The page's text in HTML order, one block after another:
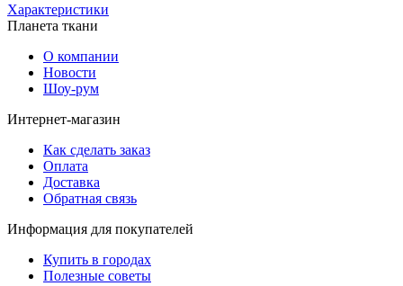
Характеристики
Планета ткани
О компании
Новости
Шоу-рум
Интернет-магазин
Как сделать заказ
Оплата
Доставка
Обратная связь
Информация для покупателей
Купить в городах
Полезные советы